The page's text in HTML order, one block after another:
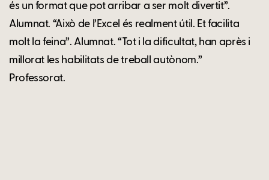
és un format que pot arribar a ser molt divertit”.
Alumnat. “Això de l’Excel és realment útil. Et facilita
molt la feina”. Alumnat. “Tot i la dificultat, han après i
millorat les habilitats de treball autònom.”
Professorat.